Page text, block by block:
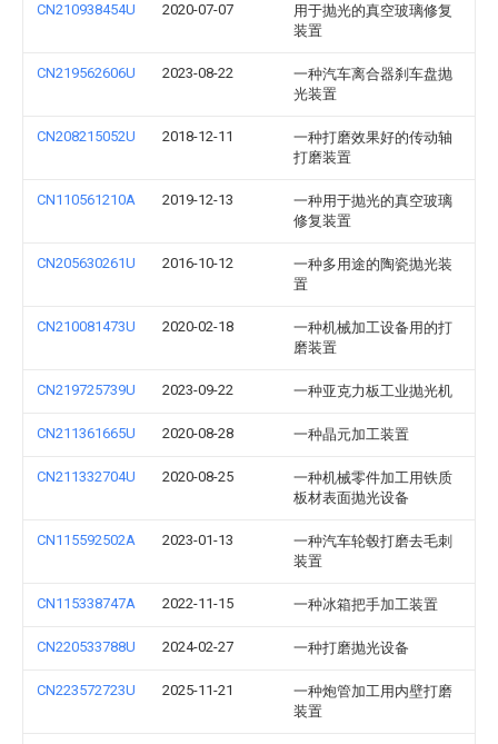
CN210938454U 2020-07-07
用于抛光的真空玻璃修复
装置
CN219562606U 2023-08-22
一种汽车离合器刹车盘抛
光装置
CN208215052U 2018-12-11
一种打磨效果好的传动轴
打磨装置
CN110561210A 2019-12-13
一种用于抛光的真空玻璃
修复装置
CN205630261U 2016-10-12
一种多用途的陶瓷抛光装
置
CN210081473U 2020-02-18
一种机械加工设备用的打
磨装置
CN219725739U 2023-09-22 一种亚克力板工业抛光机
CN211361665U 2020-08-28 一种晶元加工装置
CN211332704U 2020-08-25
一种机械零件加工用铁质
板材表面抛光设备
CN115592502A 2023-01-13
一种汽车轮毂打磨去毛刺
装置
CN115338747A 2022-11-15 一种冰箱把手加工装置
CN220533788U 2024-02-27 一种打磨抛光设备
CN223572723U 2025-11-21
一种炮管加工用内壁打磨
装置